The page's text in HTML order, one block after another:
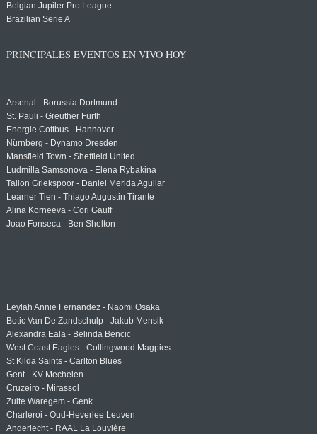
Belgian Jupiler Pro League
Brazilian Serie A
PRINCIPALES EVENTOS EN VIVO HOY
Arsenal - Borussia Dortmund
St. Pauli - Greuther Fürth
Energie Cottbus - Hannover
Nürnberg - Dynamo Dresden
Mansfield Town - Sheffield United
Ludmilla Samsonova - Elena Rybakina
Tallon Griekspoor - Daniel Merida Aguilar
Learner Tien - Thiago Augustin Tirante
Alina Korneeva - Cori Gauff
Joao Fonseca - Ben Shelton
Leylah Annie Fernandez - Naomi Osaka
Botic Van De Zandschulp - Jakub Mensik
Alexandra Eala - Belinda Bencic
West Coast Eagles - Collingwood Magpies
St Kilda Saints - Carlton Blues
Gent - KV Mechelen
Cruzeiro - Mirassol
Zulte Waregem - Genk
Charleroi - Oud-Heverlee Leuven
Anderlecht - RAAL La Louvière